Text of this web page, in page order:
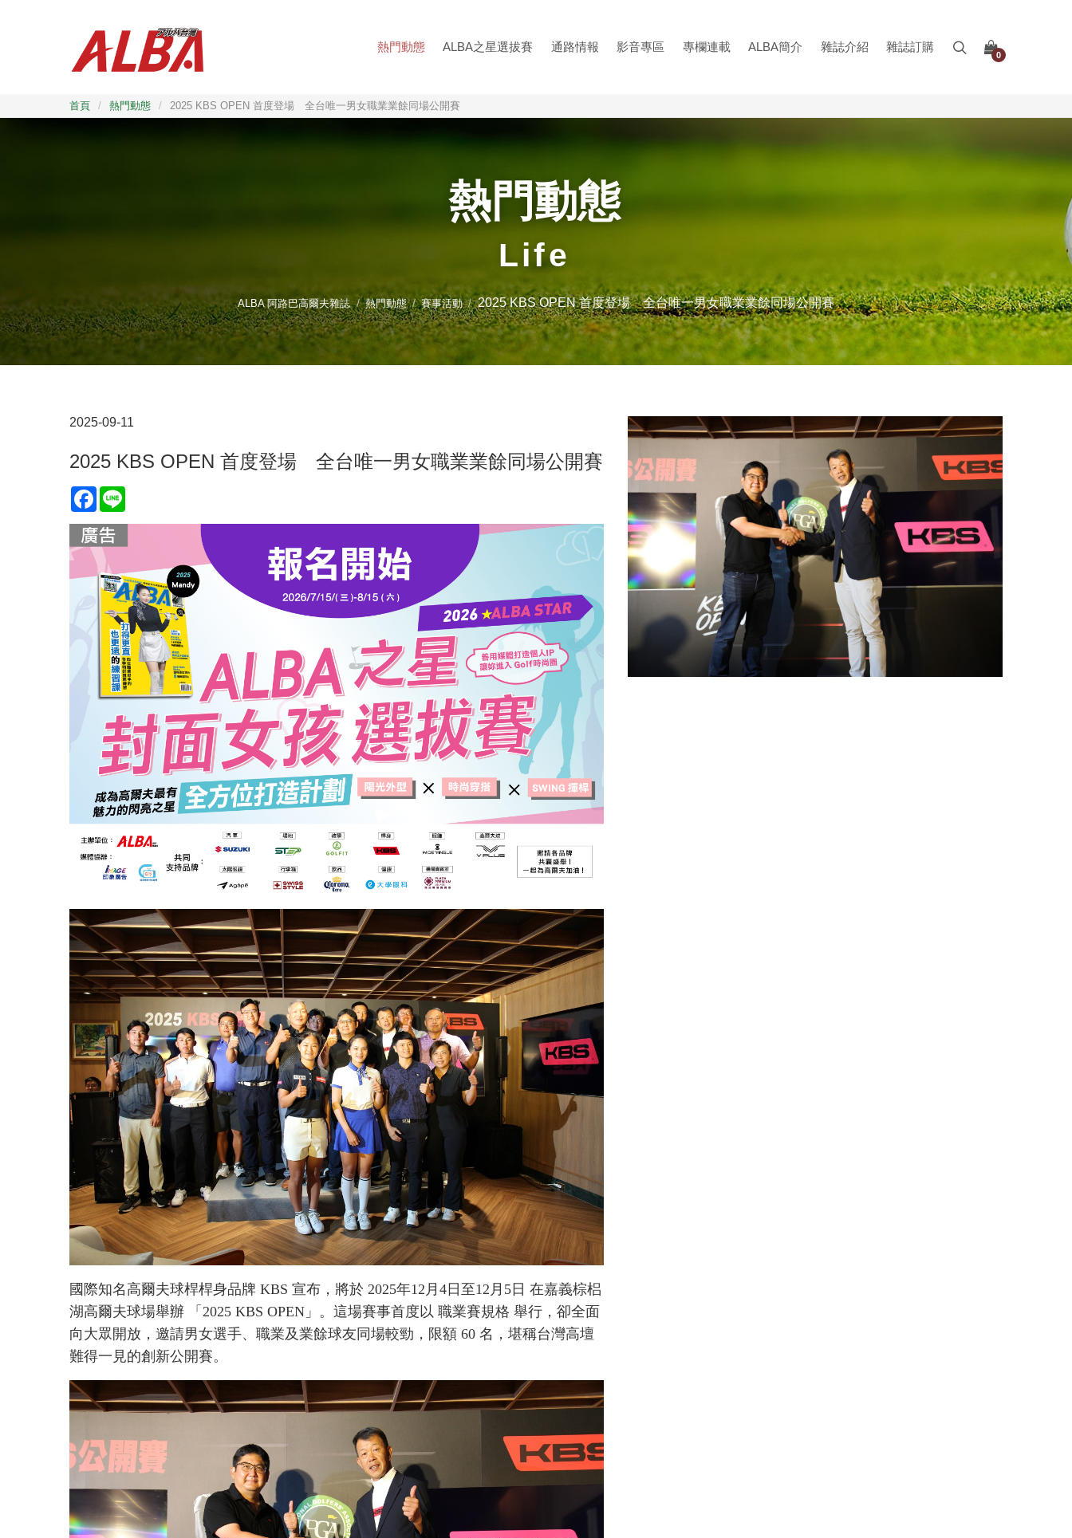
熱門動態 ALBA之星選拔賽 通路情報 影音專區 專欄連載 ALBA簡介 雜誌介紹 雜誌訂購
0
首頁 / 熱門動態 / 2025 KBS OPEN 首度登場 全台唯一男女職業業餘同場公開賽
熱門動態
Life
ALBA 阿路巴高爾夫雜誌 熱門動態 賽事活動 2025 KBS OPEN 首度登場 全台唯一男女職業業餘同場公開賽
2025-09-11
2025 KBS OPEN 首度登場 全台唯一男女職業業餘同場公開賽
Facebook
國際知名高爾夫球桿桿身品牌 KBS 宣布，將於 2025年12月4日至12月5日 在嘉義棕梠
湖高爾夫球場舉辦 「2025 KBS OPEN」。這場賽事首度以 職業賽規格 舉行，卻全面
向大眾開放，邀請男女選手、職業及業餘球友同場較勁，限額 60 名，堪稱台灣高壇
難得一見的創新公開賽。